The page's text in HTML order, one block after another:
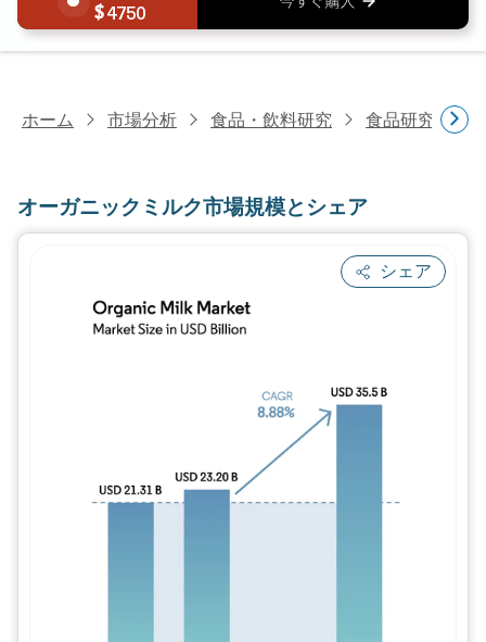
4750
ホーム 市場分析 食品・飲料研究 食品研究
オーガニックミルク市場規模とシェア
シェア